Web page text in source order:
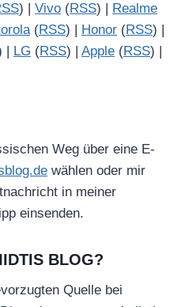
) | Vivo (RSS) |
Realme
(RSS) | Honor (RSS) |
| LG (RSS) | Apple (RSS) |
Weg über eine E-
wählen oder mir
in meiner
einsenden.
BLOG?
Quelle bei